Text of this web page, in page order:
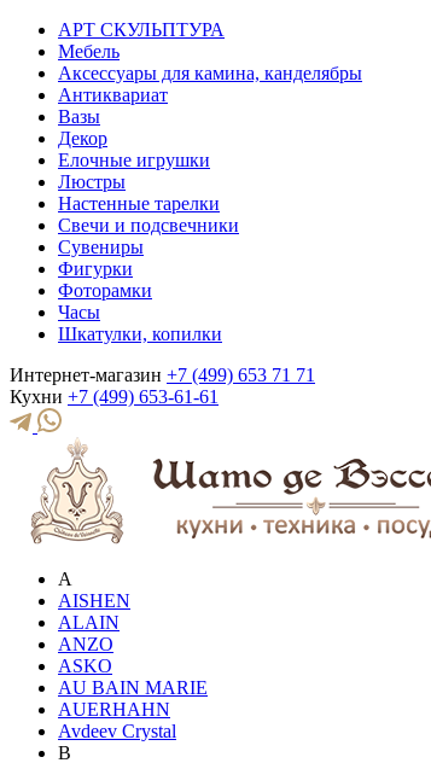
АРТ СКУЛЬПТУРА
Мебель
Аксессуары для камина, канделябры
Антиквариат
Вазы
Декор
Елочные игрушки
Люстры
Настенные тарелки
Свечи и подсвечники
Сувениры
Фигурки
Фоторамки
Часы
Шкатулки, копилки
Интернет-магазин +7 (499) 653 71 71
Кухни +7 (499) 653-61-61
A
AISHEN
ALAIN
ANZO
ASKO
AU BAIN MARIE
AUERHAHN
Avdeev Crystal
B